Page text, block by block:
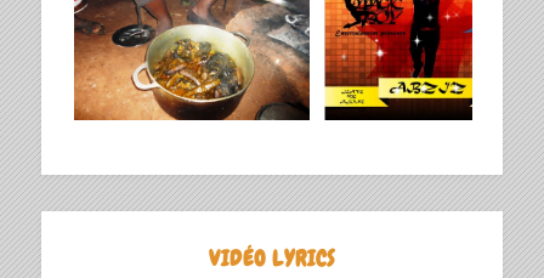
VIDÉO LYRICS